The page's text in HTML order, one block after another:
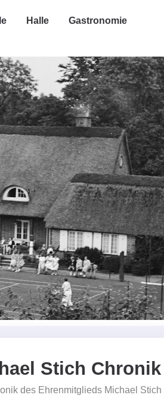
Halle Gastronomie
Stich Chronik
des Ehrenmitglieds Michael Stich